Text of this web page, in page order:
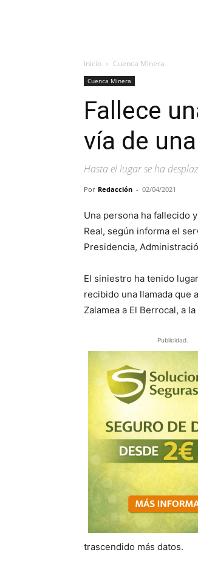
Inicio Cuenca Minera
Cuenca Minera
Fallece
vía de
Hasta el lugar se ha
Por Redacción - 02/04/2021
Una persona ha fallecido
Real, según informa el
Presidencia,
El siniestro ha tenido
recibido una llamada que
Zalamea a El Berrocal, a
Publicidad.
trascendido más datos.